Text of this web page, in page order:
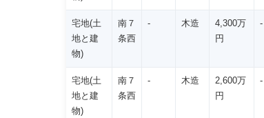
宅地(土
地と建
物)
南７
条西
- 木造
4,300万
円
-
宅地(土
地と建
物)
南７
条西
- 木造
2,600万
円
-